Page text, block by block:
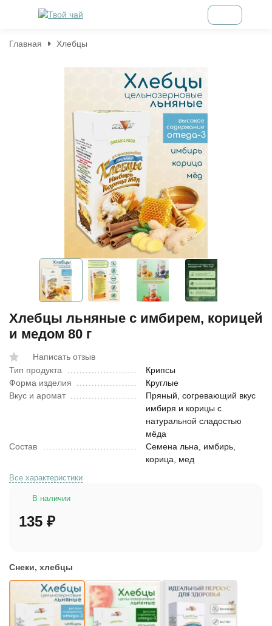
Главная Хлебцы
Хлебцы льняные с имбирем, корицей
и медом 80 г
Написать отзыв
Тип продукта
Крипсы
Форма изделия
Круглые
Вкус и аромат
Пряный, согревающий вкус
имбиря и корицы с
натуральной сладостью
мёда
Состав
Семена льна, имбирь,
корица, мед
Все характеристики
В наличии
135 ₽
Снеки, хлебцы